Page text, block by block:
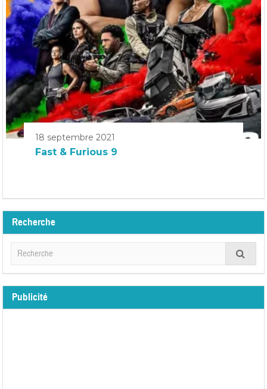
18 septembre 2021
Fast & Furious 9
Recherche
Publicité